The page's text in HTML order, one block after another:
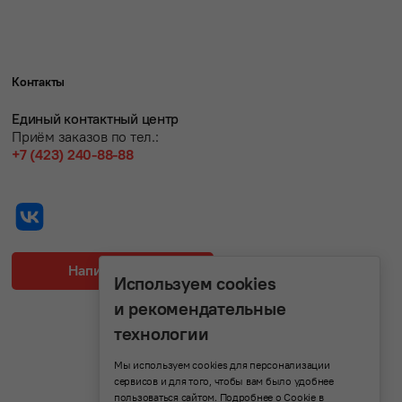
Контакты
Единый контактный центр
Приём заказов по тел.:
+7 (423) 240-88-88
Написать нам
Используем cookies
и рекомендательные
технологии
Мы используем cookies для персонализации
сервисов и для того, чтобы вам было удобнее
пользоваться сайтом. Подробнее о Cookie в